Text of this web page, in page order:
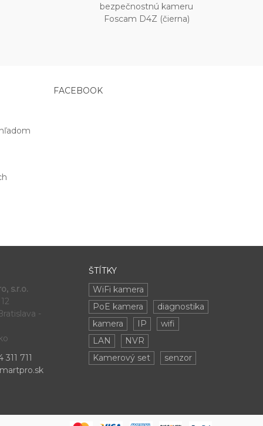
bezpečnostnú kameru
Foscam D4Z (čierna)
FACEBOOK
s.r.o.
-
311 711
ŠTÍTKY
WiFi kamera
PoE kamera
diagnostika
kamera
IP
wifi
LAN
NVR
Kamerový set
senzor